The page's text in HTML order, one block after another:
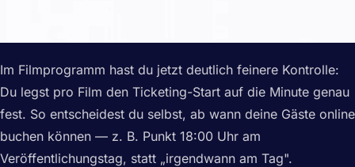
Im Filmprogramm hast du jetzt deutlich feinere Kontrolle:
Du legst pro Film den Ticketing-Start auf die Minute genau
fest. So entscheidest du selbst, ab wann deine Gäste online
buchen können — z. B. Punkt 18:00 Uhr am
Veröffentlichungstag, statt „irgendwann am Tag".